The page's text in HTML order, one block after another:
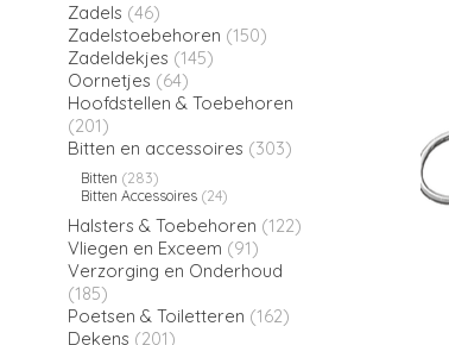
Zadels (46)
Zadelstoebehoren (150)
Zadeldekjes (145)
Oornetjes (64)
Hoofdstellen & Toebehoren
(201)
Bitten en accessoires (303)
Bitten (283)
Bitten Accessoires (24)
Halsters & Toebehoren (122)
Vliegen en Exceem (91)
Verzorging en Onderhoud
(185)
Poetsen & Toiletteren (162)
Dekens (201)